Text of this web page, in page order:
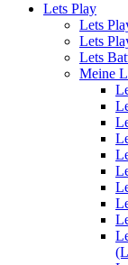
Lets Play
Lets
Lets
Lets
Meine